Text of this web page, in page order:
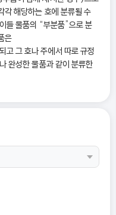
각 해당하는 호에 분류될 수
들 물품의 “부분품”으로 분
은
고 그 호나 주에서 따로 규정
완성한 물품과 같이 분류한